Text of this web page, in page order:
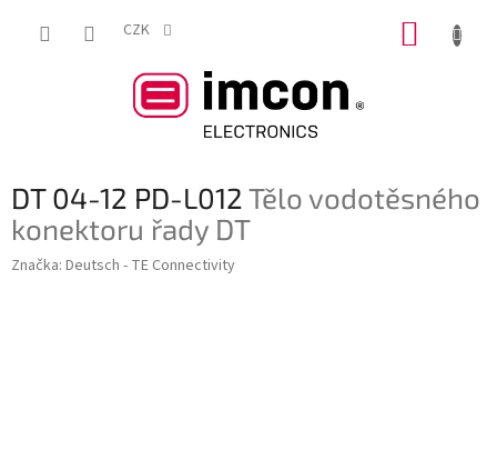
CZK
DT 04-12 PD-L012Tělo vodotěsného
konektoru řady DT
Značka: Deutsch - TE Connectivity